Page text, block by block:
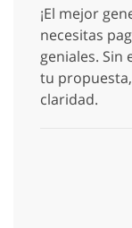
¡El mejor
necesitas
geniales.
tu
claridad.